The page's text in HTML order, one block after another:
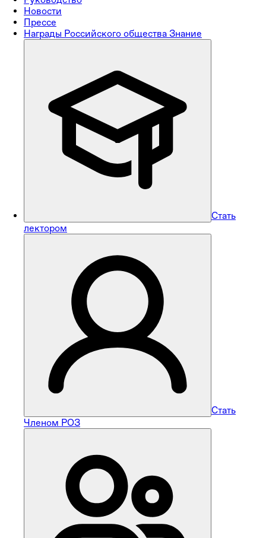
Новости
Прессе
Награды Российского общества Знание
Стать
лектором
Стать
Членом РОЗ